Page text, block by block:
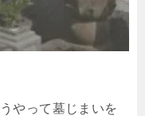
やって墓じまいを